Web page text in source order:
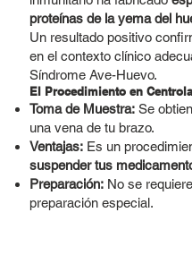
proteínas de la yema del
Un resultado positivo
en el contexto clínico
Síndrome Ave-Huevo.
El Procedimiento en
Toma de Muestra:Se
una vena de tu brazo.
Ventajas:Es un
suspender tus
Preparación:No se
preparación especial.